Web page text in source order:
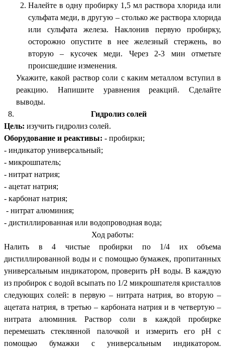
Налейте в одну пробирку 1,5 мл раствора хлорида или
сульфата меди, в другую – столько же раствора хлорида
или сульфата железа. Наклонив первую пробирку,
осторожно опустите в нее железный стержень, во
вторую – кусочек меди. Через 2-3 мин отметьте
происшедшие изменения.
Укажите, какой раствор соли с каким металлом вступил в
реакцию. Напишите уравнения реакций. Сделайте
выводы.
Гидролиз солей
Цель: изучить гидролиз солей.
Оборудование и реактивы: - пробирки;
- индикатор универсальный;
- микрошпатель;
- нитрат натрия;
- ацетат натрия;
- карбонат натрия;
- нитрат алюминия;
- дистиллированная или водопроводная вода;
Ход работы:
Налить в 4 чистые пробирки по 1/4 их объема
дистиллированной воды и с помощью бумажек, пропитанных
универсальным индикатором, проверить рН воды. В каждую
из пробирок с водой всыпать по 1/2 микрошпателя кристаллов
следующих солей: в первую – нитрата натрия, во вторую –
ацетата натрия, в третью – карбоната натрия и в четвертую –
нитрата алюминия. Раствор соли в каждой пробирке
перемешать стеклянной палочкой и измерить его рН с
помощью бумажки с универсальным индикатором.